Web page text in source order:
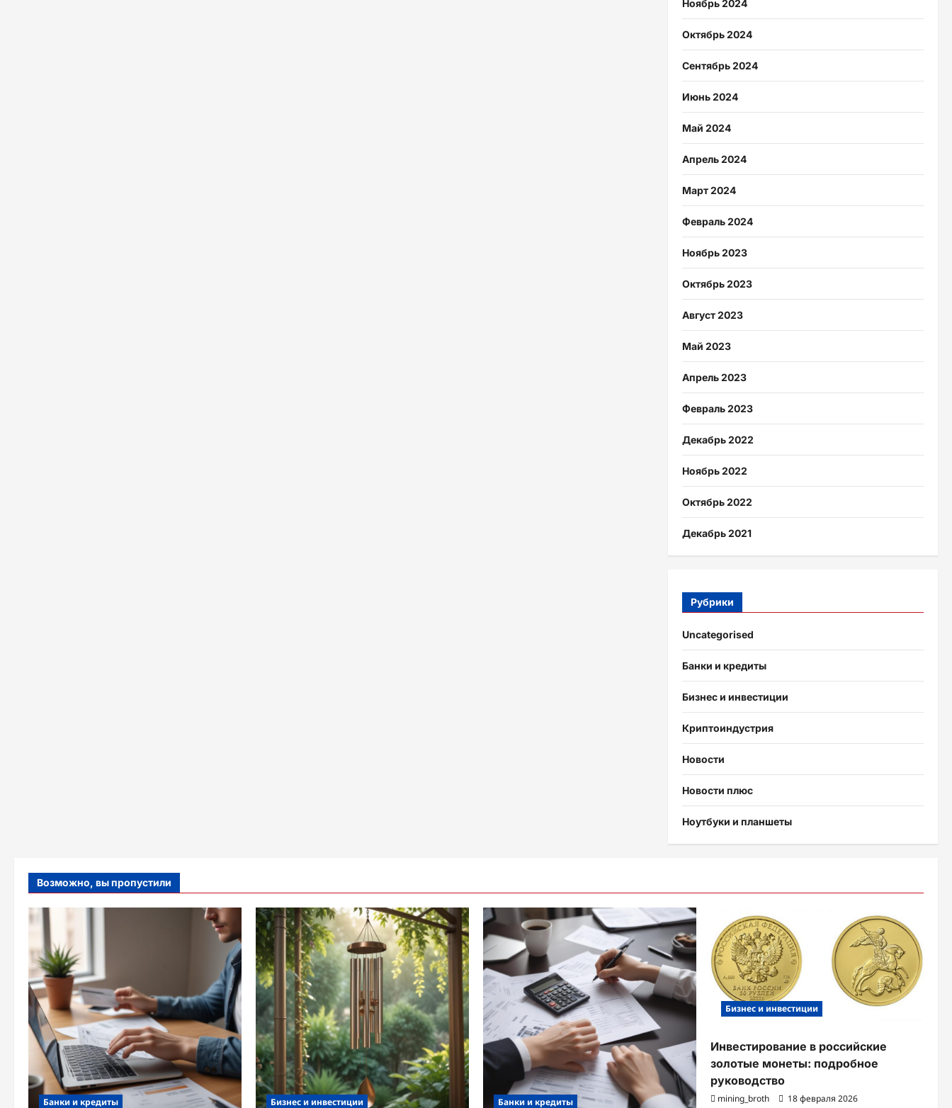
Ноябрь 2024
Октябрь 2024
Сентябрь 2024
Июнь 2024
Май 2024
Апрель 2024
Март 2024
Февраль 2024
Ноябрь 2023
Октябрь 2023
Август 2023
Май 2023
Апрель 2023
Февраль 2023
Декабрь 2022
Ноябрь 2022
Октябрь 2022
Декабрь 2021
Рубрики
Uncategorised
Банки и кредиты
Бизнес и инвестиции
Криптоиндустрия
Новости
Новости плюс
Ноутбуки и планшеты
Возможно, вы пропустили
Банки и кредиты Бизнес и инвестиции Банки и кредиты
Бизнес и инвестиции
Инвестирование в российские
золотые монеты: подробное
руководство
mining_broth 18 февраля 2026